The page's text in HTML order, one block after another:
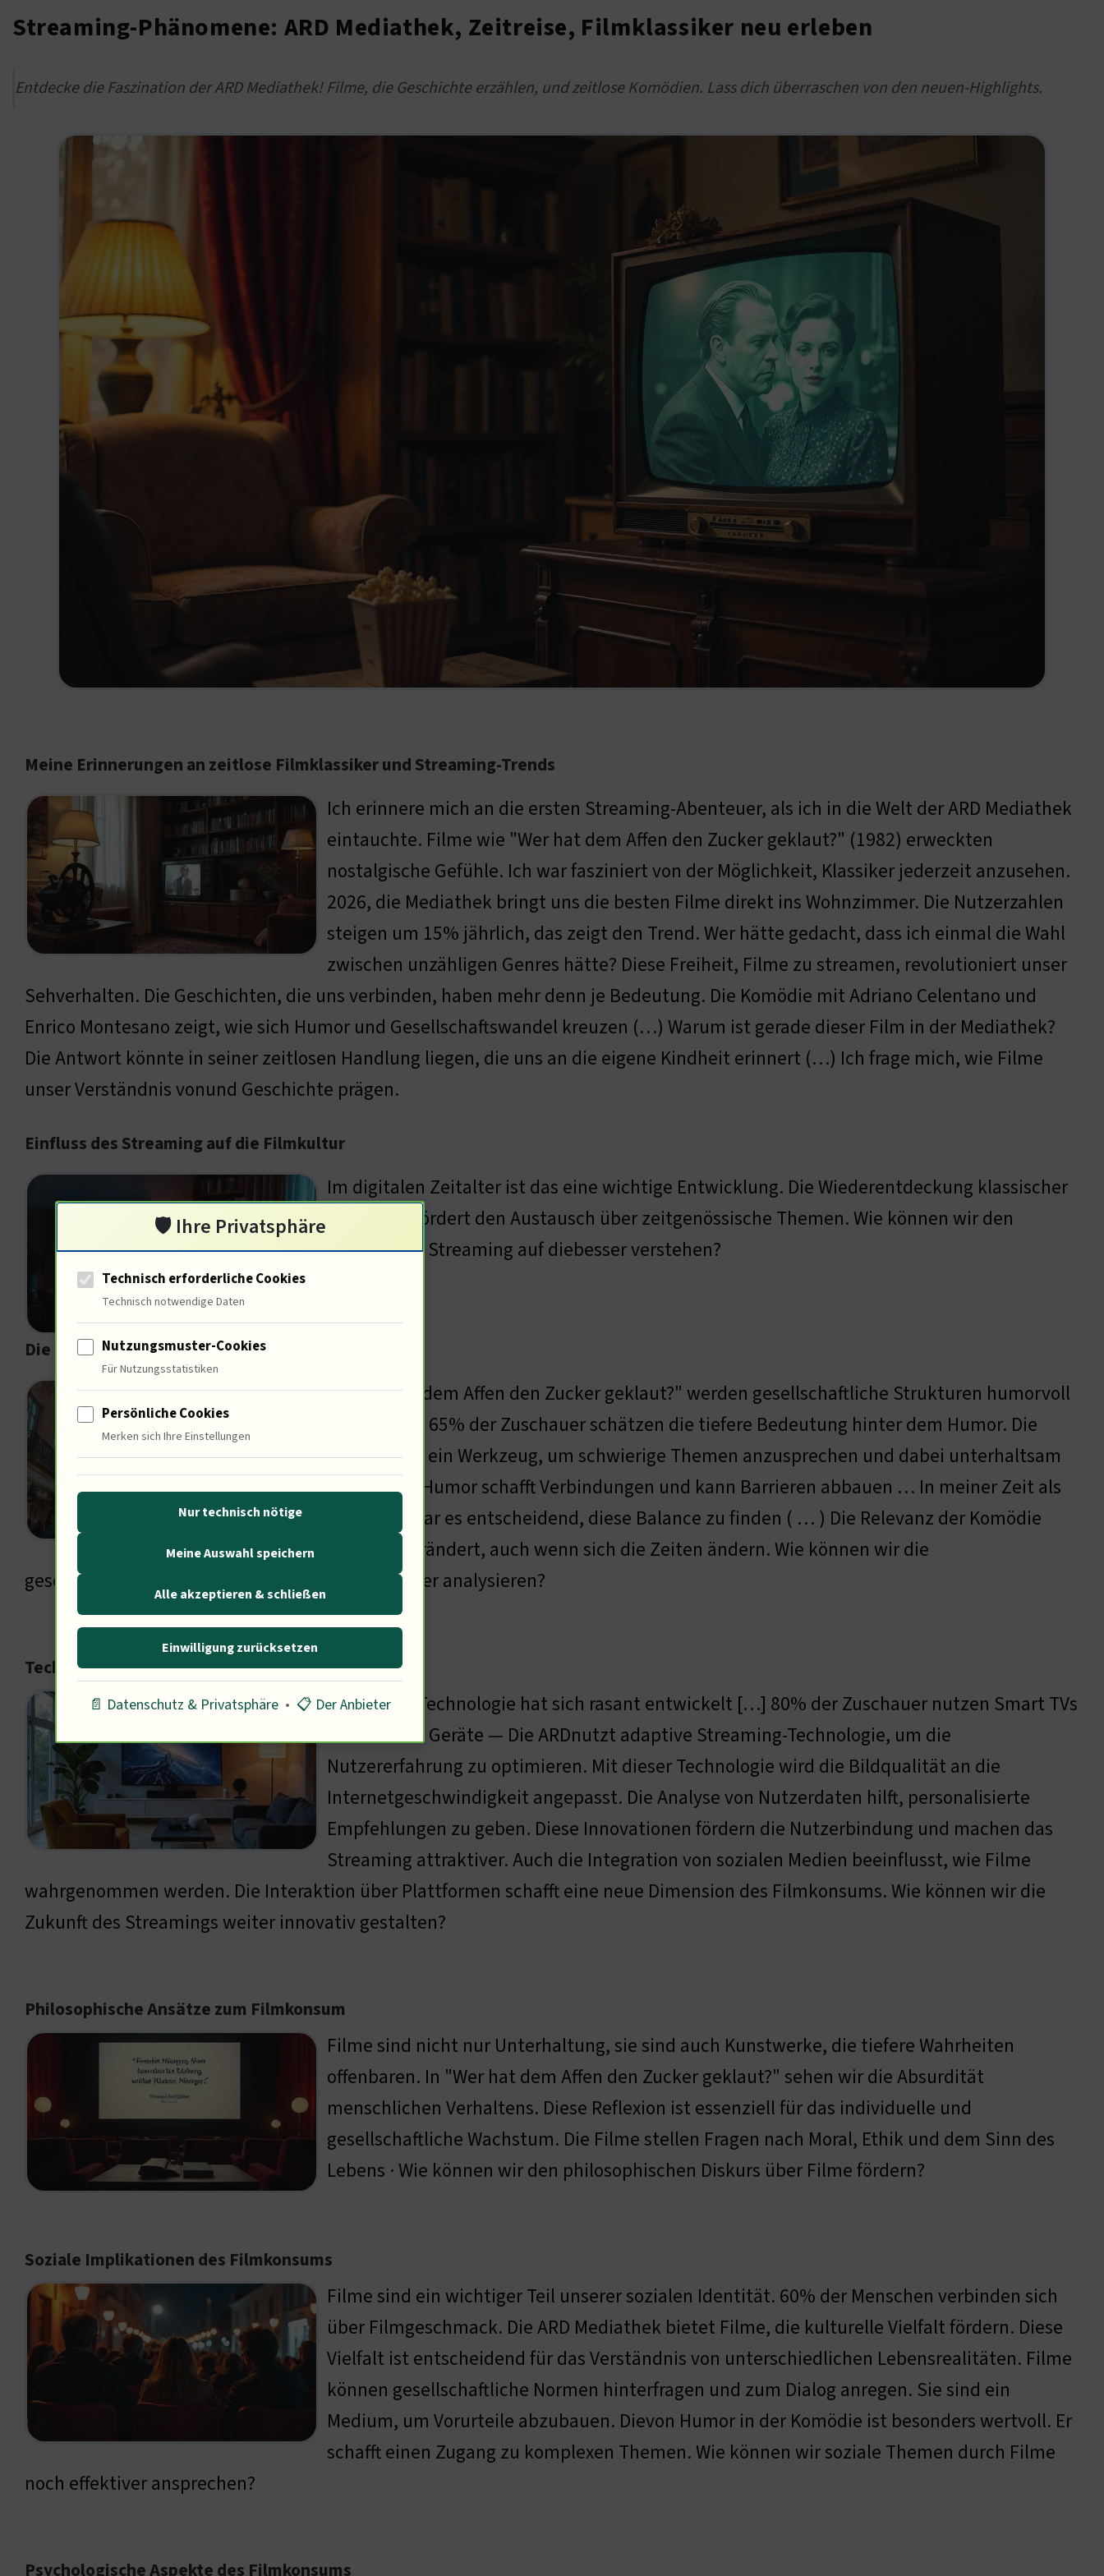
Streaming-Phänomene: ARD Mediathek, Zeitreise, Filmklassiker neu erleben
Entdecke die Faszination der ARD Mediathek! Filme, die Geschichte erzählen, und zeitlose Komödien. Lass dich überraschen von den neuen-Highlights.
Meine Erinnerungen an zeitlose Filmklassiker und Streaming-Trends
Ich erinnere mich an die ersten Streaming-Abenteuer, als ich in die Welt der ARD Mediathek
eintauchte. Filme wie "Wer hat dem Affen den Zucker geklaut?" (1982) erweckten
nostalgische Gefühle. Ich war fasziniert von der Möglichkeit, Klassiker jederzeit anzusehen.
2026, die Mediathek bringt uns die besten Filme direkt ins Wohnzimmer. Die Nutzerzahlen
steigen um 15% jährlich, das zeigt den Trend. Wer hätte gedacht, dass ich einmal die Wahl
zwischen unzähligen Genres hätte? Diese Freiheit, Filme zu streamen, revolutioniert unser
Sehverhalten. Die Geschichten, die uns verbinden, haben mehr denn je Bedeutung. Die Komödie mit Adriano Celentano und
Enrico Montesano zeigt, wie sich Humor und Gesellschaftswandel kreuzen (…) Warum ist gerade dieser Film in der Mediathek?
Die Antwort könnte in seiner zeitlosen Handlung liegen, die uns an die eigene Kindheit erinnert (…) Ich frage mich, wie Filme
unser Verständnis vonund Geschichte prägen.
Einfluss des Streaming auf die Filmkultur
Im digitalen Zeitalter ist das eine wichtige Entwicklung. Die Wiederentdeckung klassischer
Komödien fördert den Austausch über zeitgenössische Themen. Wie können wir den
Einfluss von Streaming auf diebesser verstehen?
Die Rolle der Komödie in der Gesellschaft
In "Wer hat dem Affen den Zucker geklaut?" werden gesellschaftliche Strukturen humorvoll
hinterfragt : 65% der Zuschauer schätzen die tiefere Bedeutung hinter dem Humor. Die
Komödie ist ein Werkzeug, um schwierige Themen anzusprechen und dabei unterhaltsam
zu bleiben. Humor schafft Verbindungen und kann Barrieren abbauen … In meiner Zeit als
Regisseur war es entscheidend, diese Balance zu finden ( … ) Die Relevanz der Komödie
bleibt unverändert, auch wenn sich die Zeiten ändern. Wie können wir die
gesellschaftlichen Botschaften in Komödien besser analysieren?
Technologische Innovationen im Streaming
Streaming-Technologie hat sich rasant entwickelt […] 80% der Zuschauer nutzen Smart TVs
oder mobile Geräte — Die ARDnutzt adaptive Streaming-Technologie, um die
Nutzererfahrung zu optimieren. Mit dieser Technologie wird die Bildqualität an die
Internetgeschwindigkeit angepasst. Die Analyse von Nutzerdaten hilft, personalisierte
Empfehlungen zu geben. Diese Innovationen fördern die Nutzerbindung und machen das
Streaming attraktiver. Auch die Integration von sozialen Medien beeinflusst, wie Filme
wahrgenommen werden. Die Interaktion über Plattformen schafft eine neue Dimension des Filmkonsums. Wie können wir die
Zukunft des Streamings weiter innovativ gestalten?
Philosophische Ansätze zum Filmkonsum
Filme sind nicht nur Unterhaltung, sie sind auch Kunstwerke, die tiefere Wahrheiten
offenbaren. In "Wer hat dem Affen den Zucker geklaut?" sehen wir die Absurdität
menschlichen Verhaltens. Diese Reflexion ist essenziell für das individuelle und
gesellschaftliche Wachstum. Die Filme stellen Fragen nach Moral, Ethik und dem Sinn des
Lebens · Wie können wir den philosophischen Diskurs über Filme fördern?
Soziale Implikationen des Filmkonsums
Filme sind ein wichtiger Teil unserer sozialen Identität. 60% der Menschen verbinden sich
über Filmgeschmack. Die ARD Mediathek bietet Filme, die kulturelle Vielfalt fördern. Diese
Vielfalt ist entscheidend für das Verständnis von unterschiedlichen Lebensrealitäten. Filme
können gesellschaftliche Normen hinterfragen und zum Dialog anregen. Sie sind ein
Medium, um Vorurteile abzubauen. Dievon Humor in der Komödie ist besonders wertvoll. Er
schafft einen Zugang zu komplexen Themen. Wie können wir soziale Themen durch Filme
noch effektiver ansprechen?
Psychologische Aspekte des Filmkonsums
🛡️ Ihre Privatsphäre
Technisch erforderliche Cookies
Technisch notwendige Daten
Nutzungsmuster-Cookies
Für Nutzungsstatistiken
Persönliche Cookies
Merken sich Ihre Einstellungen
Nur technisch nötige
Meine Auswahl speichern
Alle akzeptieren & schließen
Einwilligung zurücksetzen
📄 Datenschutz & Privatsphäre • 📋 Der Anbieter